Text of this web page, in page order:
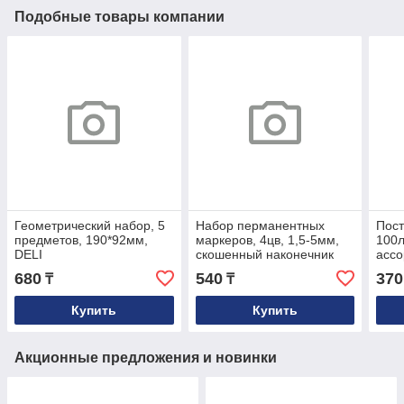
Подобные товары компании
Геометрический набор, 5
предметов, 190*92мм,
DELI
680 ₸
Купить
Набор перманентных
маркеров, 4цв, 1,5-5мм,
скошенный наконечник
540₸
Купить
370
Акционные предложения и новинки